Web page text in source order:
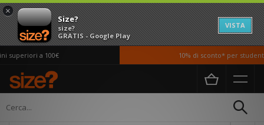
×
Size?
size?
GRATIS - Google Play
VISTA
a 100€ 10% di sconto* per studenti
Home Uomo